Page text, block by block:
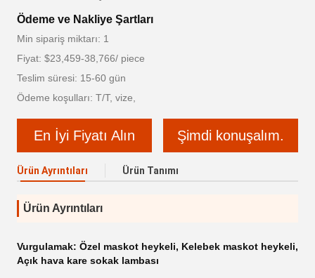
Ödeme ve Nakliye Şartları
Min sipariş miktarı: 1
Fiyat: $23,459-38,766/ piece
Teslim süresi: 15-60 gün
Ödeme koşulları: T/T, vize,
En İyi Fiyatı Alın Şimdi konuşalım.
Ürün Ayrıntıları Ürün Tanımı
Ürün Ayrıntıları
Vurgulamak: Özel maskot heykeli, Kelebek maskot heykeli,
Açık hava kare sokak lambası